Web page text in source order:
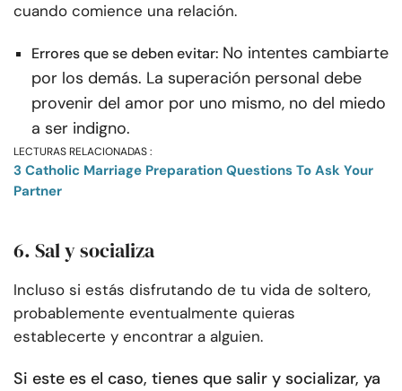
cuando comience una relación.
Errores que se deben evitar: No intentes cambiarte
por los demás. La superación personal debe
provenir del amor por uno mismo, no del miedo
a ser indigno.
LECTURAS RELACIONADAS :
3 Catholic Marriage Preparation Questions To Ask Your
Partner
6. Sal y socializa
Incluso si estás disfrutando de tu vida de soltero,
probablemente eventualmente quieras
establecerte y encontrar a alguien.
Si este es el caso, tienes que salir y socializar, ya